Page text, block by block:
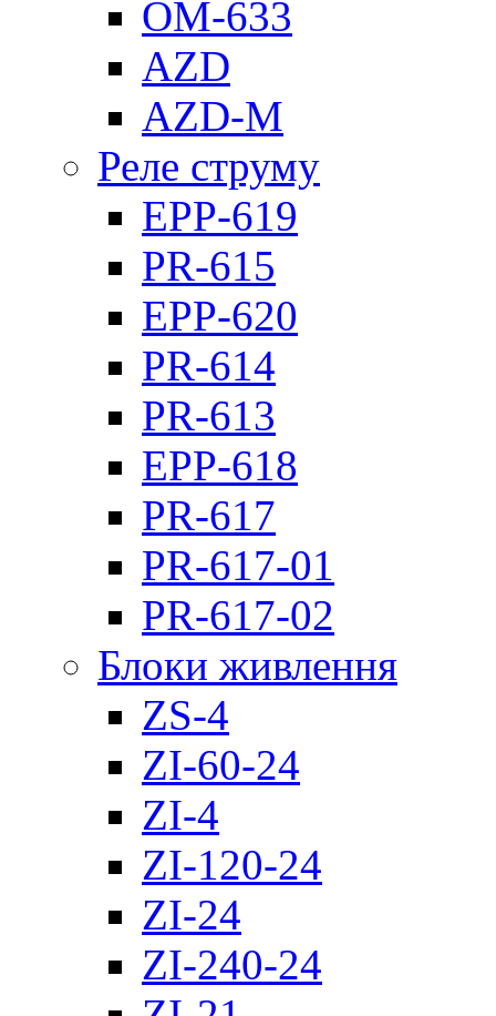
ОМ-633
AZD
AZD-M
Реле струму
EPP-619
PR-615
EPP-620
PR-614
PR-613
EPP-618
PR-617
PR-617-01
PR-617-02
Блоки живлення
ZS-4
ZI-60-24
ZI-4
ZI-120-24
ZI-24
ZI-240-24